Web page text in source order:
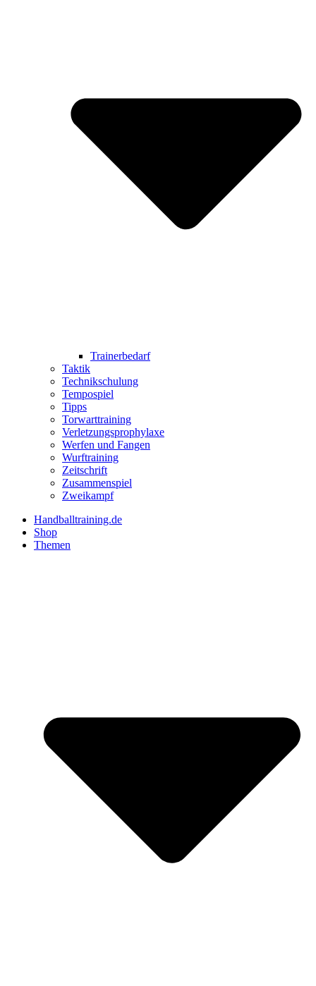
Trainerbedarf
Taktik
Technikschulung
Tempospiel
Tipps
Torwarttraining
Verletzungsprophylaxe
Werfen und Fangen
Wurftraining
Zeitschrift
Zusammenspiel
Zweikampf
Handballtraining.de
Shop
Themen